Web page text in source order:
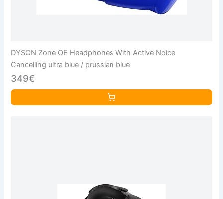
DYSON Zone OE Headphones With Active Noice
Cancelling ultra blue / prussian blue
349€